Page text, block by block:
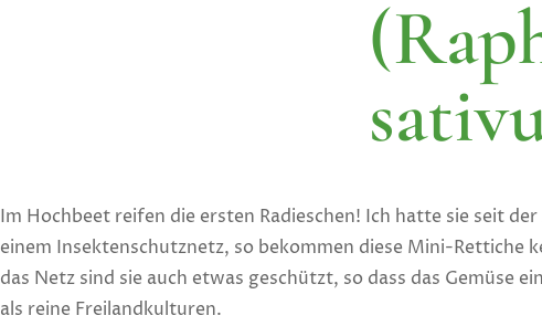
Im Hochbeet reifen die ersten Radieschen! Ich hatte sie seit
einem Insektenschutznetz, so bekommen diese Mini-Rettiche
das Netz sind sie auch etwas geschützt, so dass das Gemüse
als reine Freilandkulturen.